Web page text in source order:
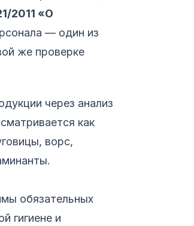
2011 «О
— один из
же проверке
через анализ
как
ворс,
обязательных
гигиене и